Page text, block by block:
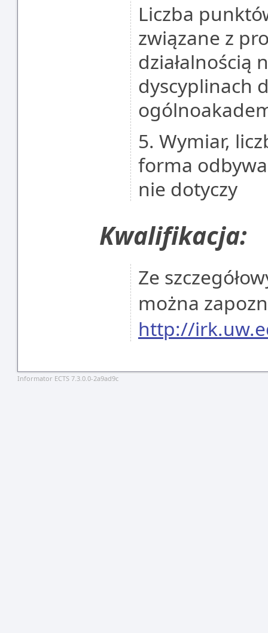
Liczba
związane z
działalnością
dyscyplinach
5. Wymiar,
forma
nie dotyczy
Kwalifikacja:
Ze
można
http://
Informator ECTS 7.3.0.0-2a9ad9c